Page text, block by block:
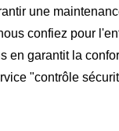
une
confiez pour
en garantit la
"contrôle